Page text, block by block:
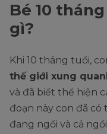
Bé 10
gì?
Khi 10 tháng tuổi,
thế giới xung
và đã biết thể hiện
đoạn này con đã có
đang ngồi và cả